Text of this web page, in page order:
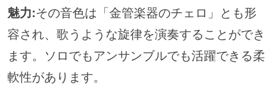
魅力:その音色は「金管楽器のチェロ」とも形
容され、歌うような旋律を演奏することができ
ます。ソロでもアンサンブルでも活躍できる柔
軟性があります。